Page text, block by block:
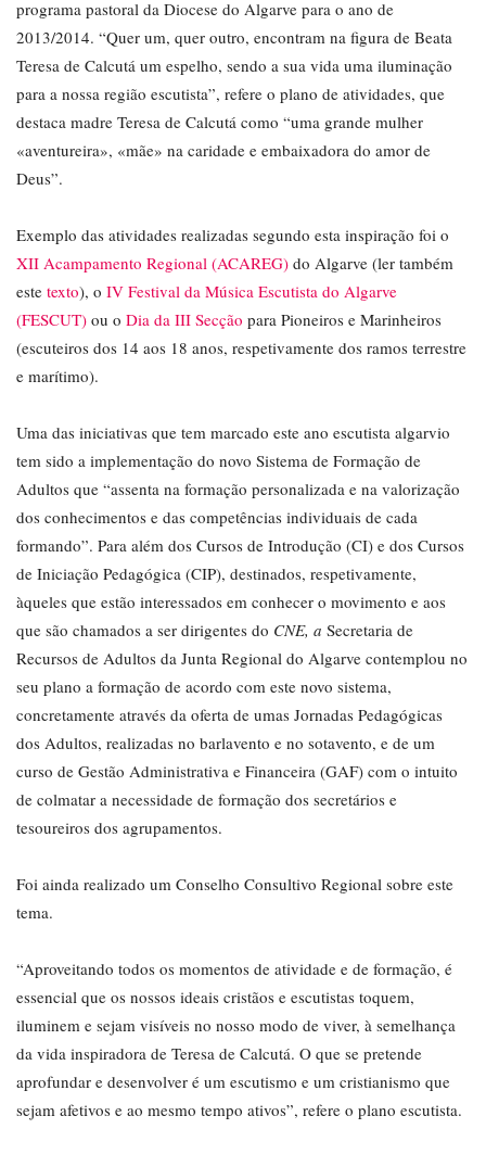
programa pastoral da Diocese do Algarve para o ano de
2013/2014. “Quer um, quer outro, encontram na figura de Beata
Teresa de Calcutá um espelho, sendo a sua vida uma iluminação
para a nossa região escutista”, refere o plano de atividades, que
destaca madre Teresa de Calcutá como “uma grande mulher
«aventureira», «mãe» na caridade e embaixadora do amor de
Deus”.
Exemplo das atividades realizadas segundo esta inspiração foi o
XII Acampamento Regional (ACAREG) do Algarve (ler também
este texto), o IV Festival da Música Escutista do Algarve
(FESCUT) ou o Dia da III Secção para Pioneiros e Marinheiros
(escuteiros dos 14 aos 18 anos, respetivamente dos ramos terrestre
e marítimo).
Uma das iniciativas que tem marcado este ano escutista algarvio
tem sido a implementação do novo Sistema de Formação de
Adultos que “assenta na formação personalizada e na valorização
dos conhecimentos e das competências individuais de cada
formando”. Para além dos Cursos de Introdução (CI) e dos Cursos
de Iniciação Pedagógica (CIP), destinados, respetivamente,
àqueles que estão interessados em conhecer o movimento e aos
que são chamados a ser dirigentes do CNE, a Secretaria de
Recursos de Adultos da Junta Regional do Algarve contemplou no
seu plano a formação de acordo com este novo sistema,
concretamente através da oferta de umas Jornadas Pedagógicas
dos Adultos, realizadas no barlavento e no sotavento, e de um
curso de Gestão Administrativa e Financeira (GAF) com o intuito
de colmatar a necessidade de formação dos secretários e
tesoureiros dos agrupamentos.
Foi ainda realizado um Conselho Consultivo Regional sobre este
tema.
“Aproveitando todos os momentos de atividade e de formação, é
essencial que os nossos ideais cristãos e escutistas toquem,
iluminem e sejam visíveis no nosso modo de viver, à semelhança
da vida inspiradora de Teresa de Calcutá. O que se pretende
aprofundar e desenvolver é um escutismo e um cristianismo que
sejam afetivos e ao mesmo tempo ativos”, refere o plano escutista.